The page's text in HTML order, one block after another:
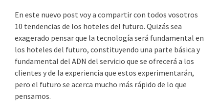
En este nuevo post voy a compartir con todos vosotros
10 tendencias de los hoteles del futuro. Quizás sea
exagerado pensar que la tecnología será fundamental en
los hoteles del futuro, constituyendo una parte básica y
fundamental del ADN del servicio que se ofrecerá a los
clientes y de la experiencia que estos experimentarán,
pero el futuro se acerca mucho más rápido de lo que
pensamos.